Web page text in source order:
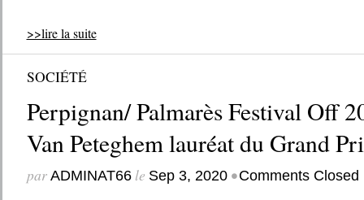
>>lire la suite
SOCIÉTÉ
Perpignan/ Palmarès Festival Off
Van Peteghem lauréat du Grand
par ADMINAT66le Sep 3, 2020 •Comments Closed